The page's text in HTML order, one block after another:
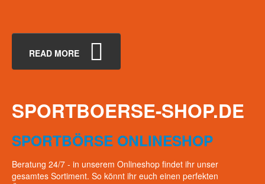
READ MORE
SPORTBOERSE-SHOP.DE
SPORTBÖRSE ONLINESHOP
Beratung 24/7 - in unserem Onlineshop findet ihr unser
gesamtes Sortiment. So könnt ihr euch einen perfekten